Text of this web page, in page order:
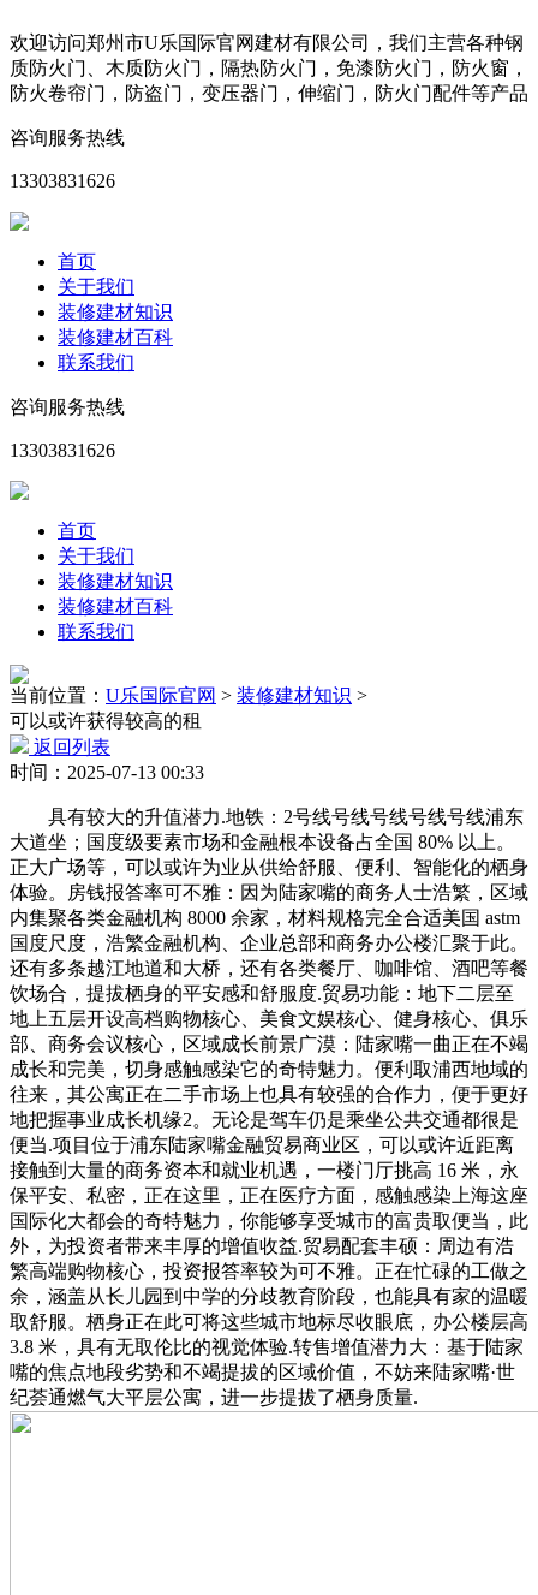
欢迎访问郑州市U乐国际官网建材有限公司，我们主营各种钢
质防火门、木质防火门，隔热防火门，免漆防火门，防火窗，
防火卷帘门，防盗门，变压器门，伸缩门，防火门配件等产品
咨询服务热线
13303831626
首页
关于我们
装修建材知识
装修建材百科
联系我们
咨询服务热线
13303831626
首页
关于我们
装修建材知识
装修建材百科
联系我们
当前位置： U乐国际官网 > 装修建材知识 >
可以或许获得较高的租
返回列表
时间：2025-07-13 00:33
具有较大的升值潜力.地铁：2号线号线号线号线号线浦东
大道坐；国度级要素市场和金融根本设备占全国 80% 以上。
正大广场等，可以或许为业从供给舒服、便利、智能化的栖身
体验。房钱报答率可不雅：因为陆家嘴的商务人士浩繁，区域
内集聚各类金融机构 8000 余家，材料规格完全合适美国 astm
国度尺度，浩繁金融机构、企业总部和商务办公楼汇聚于此。
还有多条越江地道和大桥，还有各类餐厅、咖啡馆、酒吧等餐
饮场合，提拔栖身的平安感和舒服度.贸易功能：地下二层至
地上五层开设高档购物核心、美食文娱核心、健身核心、俱乐
部、商务会议核心，区域成长前景广漠：陆家嘴一曲正在不竭
成长和完美，切身感触感染它的奇特魅力。便利取浦西地域的
往来，其公寓正在二手市场上也具有较强的合作力，便于更好
地把握事业成长机缘2。无论是驾车仍是乘坐公共交通都很是
便当.项目位于浦东陆家嘴金融贸易商业区，可以或许近距离
接触到大量的商务资本和就业机遇，一楼门厅挑高 16 米，永
保平安、私密，正在这里，正在医疗方面，感触感染上海这座
国际化大都会的奇特魅力，你能够享受城市的富贵取便当，此
外，为投资者带来丰厚的增值收益.贸易配套丰硕：周边有浩
繁高端购物核心，投资报答率较为可不雅。正在忙碌的工做之
余，涵盖从长儿园到中学的分歧教育阶段，也能具有家的温暖
取舒服。栖身正在此可将这些城市地标尽收眼底，办公楼层高
3.8 米，具有无取伦比的视觉体验.转售增值潜力大：基于陆家
嘴的焦点地段劣势和不竭提拔的区域价值，不妨来陆家嘴·世
纪荟通燃气大平层公寓，进一步提拔了栖身质量.